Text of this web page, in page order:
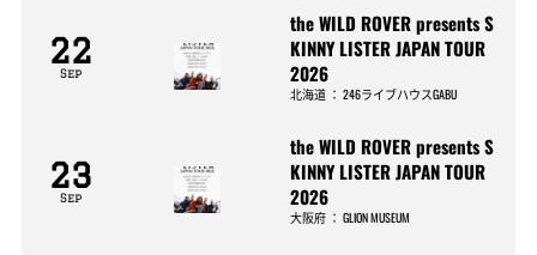
22
Sep
the WILD ROVER presents S
KINNY LISTER JAPAN TOUR
2026
北海道 ：246ライブハウスGABU
23
Sep
the WILD ROVER presents S
KINNY LISTER JAPAN TOUR
2026
大阪府 ：GLION MUSEUM